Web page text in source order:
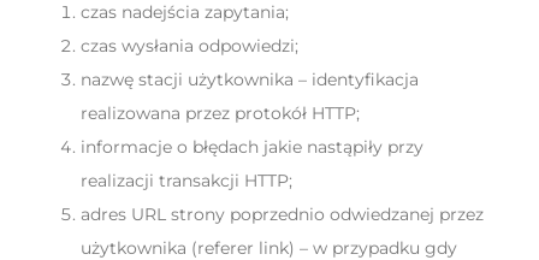
czas nadejścia zapytania;
czas wysłania odpowiedzi;
nazwę stacji użytkownika – identyfikacja
realizowana przez protokół HTTP;
informacje o błędach jakie nastąpiły przy
realizacji transakcji HTTP;
adres URL strony poprzednio odwiedzanej przez
użytkownika (referer link) – w przypadku gdy